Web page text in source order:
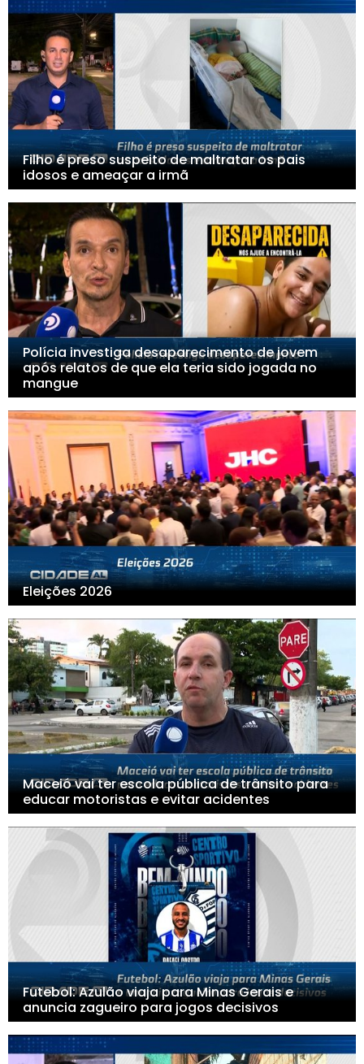
Filho é preso suspeito de maltratar os pais
idosos e ameaçar a irmã
Polícia investiga desaparecimento de jovem
após relatos de que ela teria sido jogada no
mangue
Eleições 2026
Maceió vai ter escola pública de trânsito para
educar motoristas e evitar acidentes
Futebol: Azulão viaja para Minas Gerais e
anuncia zagueiro para jogos decisivos